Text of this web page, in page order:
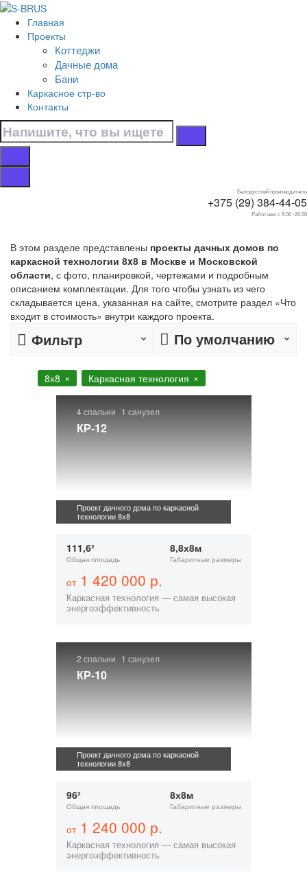
Перейти к контенту
Главная
Проекты
Коттеджи
Дачные дома
Бани
Каркасное стр-во
Контакты
Белорусский производитель
+375 (29) 384-44-05
Работаем с 9.00 -20.00
Главная
Дачные дома
Каркасные
Дачные дома 8x8
каркасные
В этом разделе представлены проекты дачных домов по
каркасной технологии 8x8 в Москве и Московской
области, с фото, планировкой, чертежами и подробным
описанием комплектации. Для того чтобы узнать из чего
складывается цена, указанная на сайте, смотрите раздел «Что
входит в стоимость» внутри каждого проекта.
Фильтр По умолчанию
8х8 Каркасная технология
4 спальни 1 санузел
КР-12
Проект дачного дома по каркасной
технологии 8x8
111,6²
Общая площадь
8,8х8м
Габаритные размеры
от1 420 000 р.
Каркасная технология — самая высокая
энергоэффективность
2 спальни 1 санузел
КР-10
Проект дачного дома по каркасной
технологии 8x8
96²
Общая площадь
8х8м
Габаритные размеры
от1 240 000 р.
Каркасная технология — самая высокая
энергоэффективность